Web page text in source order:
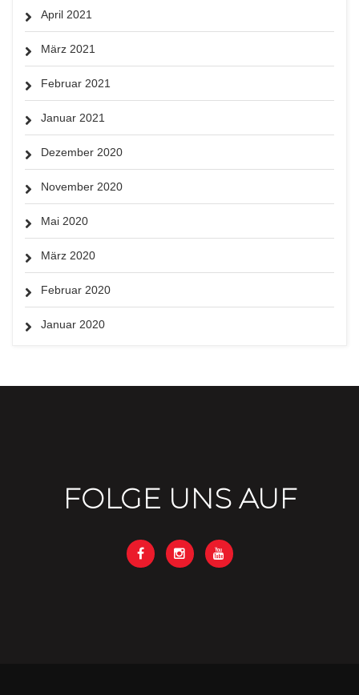
April 2021
März 2021
Februar 2021
Januar 2021
Dezember 2020
November 2020
Mai 2020
März 2020
Februar 2020
Januar 2020
FOLGE UNS AUF